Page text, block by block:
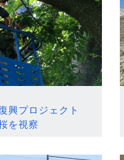
興プロジェクト
を視察